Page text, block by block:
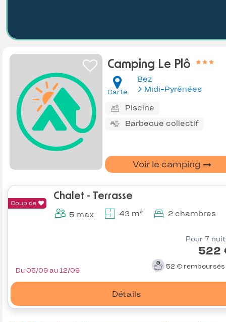
Camping Le Plô
Carte
Bez
Midi-Pyrénées
Piscine
Barbecue collectif
Voir le camping
Coup de
Chalet - Terrasse
5 max 43 m² 2 chambres
Pour 7
522
52 € remboursés
Détails
Du 05/09 au 12/09